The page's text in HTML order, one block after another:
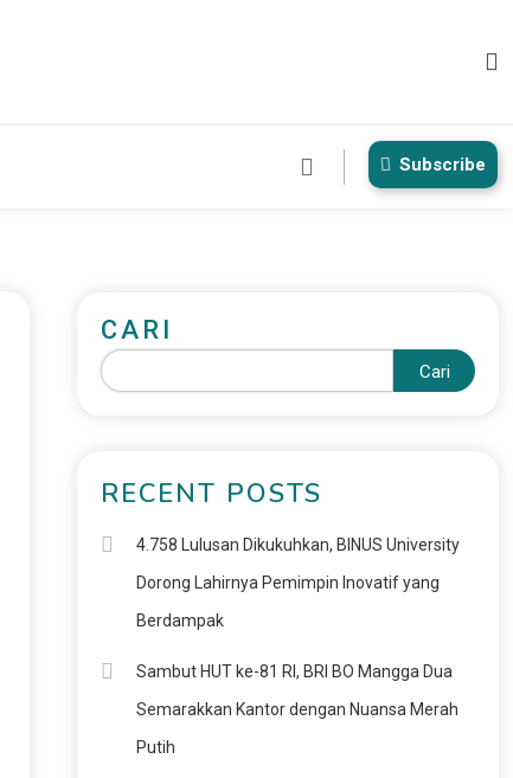
Subscribe
CARI
Cari
RECENT POSTS
4.758 Lulusan Dikukuhkan, BINUS University
Dorong Lahirnya Pemimpin Inovatif yang
Berdampak
Sambut HUT ke-81 RI, BRI BO Mangga Dua
Semarakkan Kantor dengan Nuansa Merah
Putih